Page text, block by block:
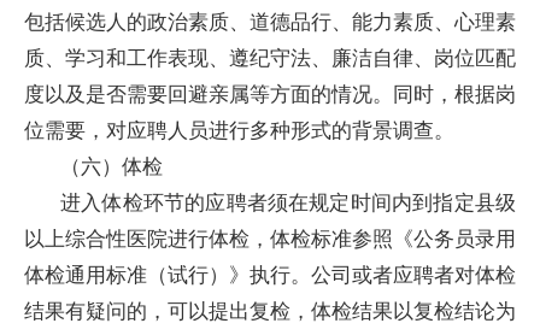
包括候选人的政治素质、道德品行、能力素质、心理素
质、学习和工作表现、遵纪守法、廉洁自律、岗位匹配
度以及是否需要回避亲属等方面的情况。同时，根据岗
位需要，对应聘人员进行多种形式的背景调查。
（六）体检
进入体检环节的应聘者须在规定时间内到指定县级
以上综合性医院进行体检，体检标准参照《公务员录用
体检通用标准（试行）》执行。公司或者应聘者对体检
结果有疑问的，可以提出复检，体检结果以复检结论为